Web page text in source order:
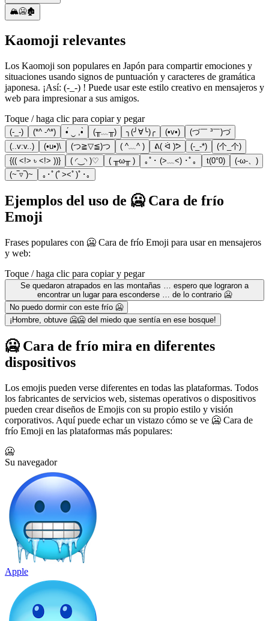
🏔️🥶🏚️
Kaomoji relevantes
Los Kaomoji son populares en Japón para compartir emociones y
situaciones usando signos de puntuación y caracteres de gramática
japonesa. ¡Así: (-_-) ! Puede usar este estilo creativo en mensajeros y
web para impresionar a sus amigos.
Toque / haga clic para copiar y pegar
(-_-) (*^ -^*) •́ ‿ ,•̀ (╥﹏╥) ╮(╯∀╰)╭ (•v•)
(づ￣ ³￣)づ
(..v:v..)
(•u•)\ (つ≧▽≦)つ ( ^﹏^ ) ᕕ( ᐛ )ᕗ (-_-*)
(个_个)
{(( <!> ৳ <!> ))}
( ◜‿◝ )♡ ( ╥ω╥ ) ｡ﾟ･ (>﹏<) ･ﾟ｡ t(0°0)
(-ω-、)
(~‾▿‾)~
｡･ﾟ(ﾟ><ﾟ)ﾟ･｡
Ejemplos del uso de 🥶 Cara de frío
Emoji
Frases populares con 🥶 Cara de frío Emoji para usar en mensajeros
y web:
Toque / haga clic para copiar y pegar
Se quedaron atrapados en las montañas … espero que lograron a
encontrar un lugar para esconderse … de lo contrario 🥶
No puedo dormir con este frío 🥶
¡Hombre, obtuve 🥶🥶 del miedo que sentía en ese bosque!
🥶 Cara de frío mira en diferentes
dispositivos
Los emojis pueden verse diferentes en todas las plataformas. Todos
los fabricantes de servicios web, sistemas operativos o dispositivos
pueden crear diseños de Emojis con su propio estilo y visión
corporativos. Aquí puede echar un vistazo cómo se ve 🥶 Cara de
frío Emoji en las plataformas más populares:
🥶
Su navegador
Apple